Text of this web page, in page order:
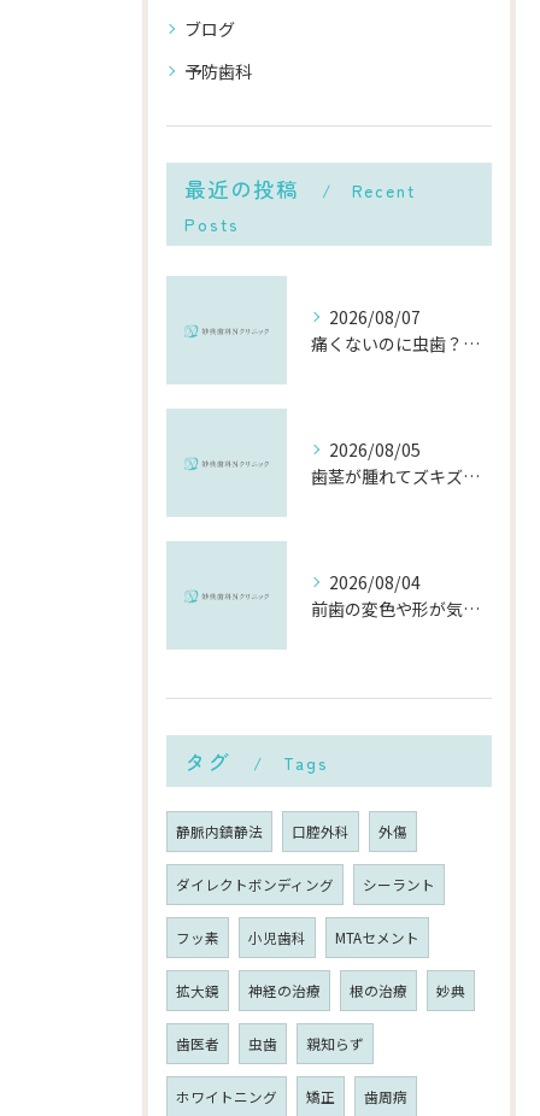
ブログ
予防歯科
最近の投稿
Recent
Posts
2026/08/07
痛くないのに虫歯？「痛みのない虫歯」が進行する理由と発見方法
2026/08/05
歯茎が腫れてズキズキ痛む時の応急処置と、早めに受診すべき理由
2026/08/04
前歯の変色や形が気になる…削らずにきれいに整える「ダイレクトボンディング」とは？
タグ Tags
静脈内鎮静法 口腔外科 外傷
ダイレクトボンディング シーラント
フッ素 小児歯科 MTAセメント
拡大鏡 神経の治療 根の治療 妙典
歯医者 虫歯 親知らず
ホワイトニング 矯正 歯周病